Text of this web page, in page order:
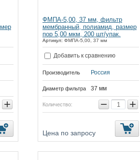
+
ФМПА-5,00, 37 мм, фильтр
мембранный, полиамид, размер
пор 5,00 мкм, 200 шт/упак.
Артикул: ФМПА-5,00, 37 мм
Добавить к сравнению
Производитель Россия
Диаметр фильтра 37 мм
Количество: − +
Цена по запросу